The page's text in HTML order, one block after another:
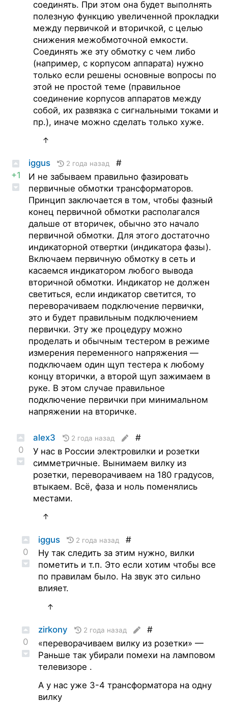
соединять. При этом она будет выполнять
полезную функцию увеличенной прокладки
между первичкой и вторичкой, с целью
снижения межобмоточной емкости.
Соединять же эту обмотку с чем либо
(например, с корпусом аппарата) нужно
только если решены основные вопросы по
этой не простой теме (правильное
соединение корпусов аппаратов между
собой, их развязка с сигнальными токами и
пр.), иначе можно сделать только хуже.
↑
+1
iggus 2 года назад
#
И не забываем правильно фазировать
первичные обмотки трансформаторов.
Принцип заключается в том, чтобы фазный
конец первичной обмотки располагался
дальше от вторичек, обычно это начало
первичной обмотки. Для этого достаточно
индикаторной отвертки (индикатора фазы).
Включаем первичную обмотку в сеть и
касаемся индикатором любого вывода
вторичной обмотки. Индикатор не должен
светиться, если индикатор светится, то
переворачиваем подключение первички,
это и будет правильным подключением
первички. Эту же процедуру можно
проделать и обычным тестером в режиме
измерения переменного напряжения —
подключаем один щуп тестера к любому
концу вторички, а второй щуп зажимаем в
руке. В этом случае правильное
подключение первички при минимальном
напряжении на вторичке.
0
alex3 2 года назад
#
У нас в России электровилки и розетки
симметричные. Вынимаем вилку из
розетки, переворачиваем на 180 градусов,
втыкаем. Всё, фаза и ноль поменялись
местами.
↑
0
iggus 2 года назад
#
Ну так следить за этим нужно, вилки
пометить и т.п. Это если хотим чтобы все
по правилам было. На звук это сильно
влияет.
↑
0
zirkony 2 года назад
#
«переворачиваем вилку из розетки» —
Раньше так убирали помехи на ламповом
телевизоре .
А у нас уже 3-4 трансформатора на одну
вилку